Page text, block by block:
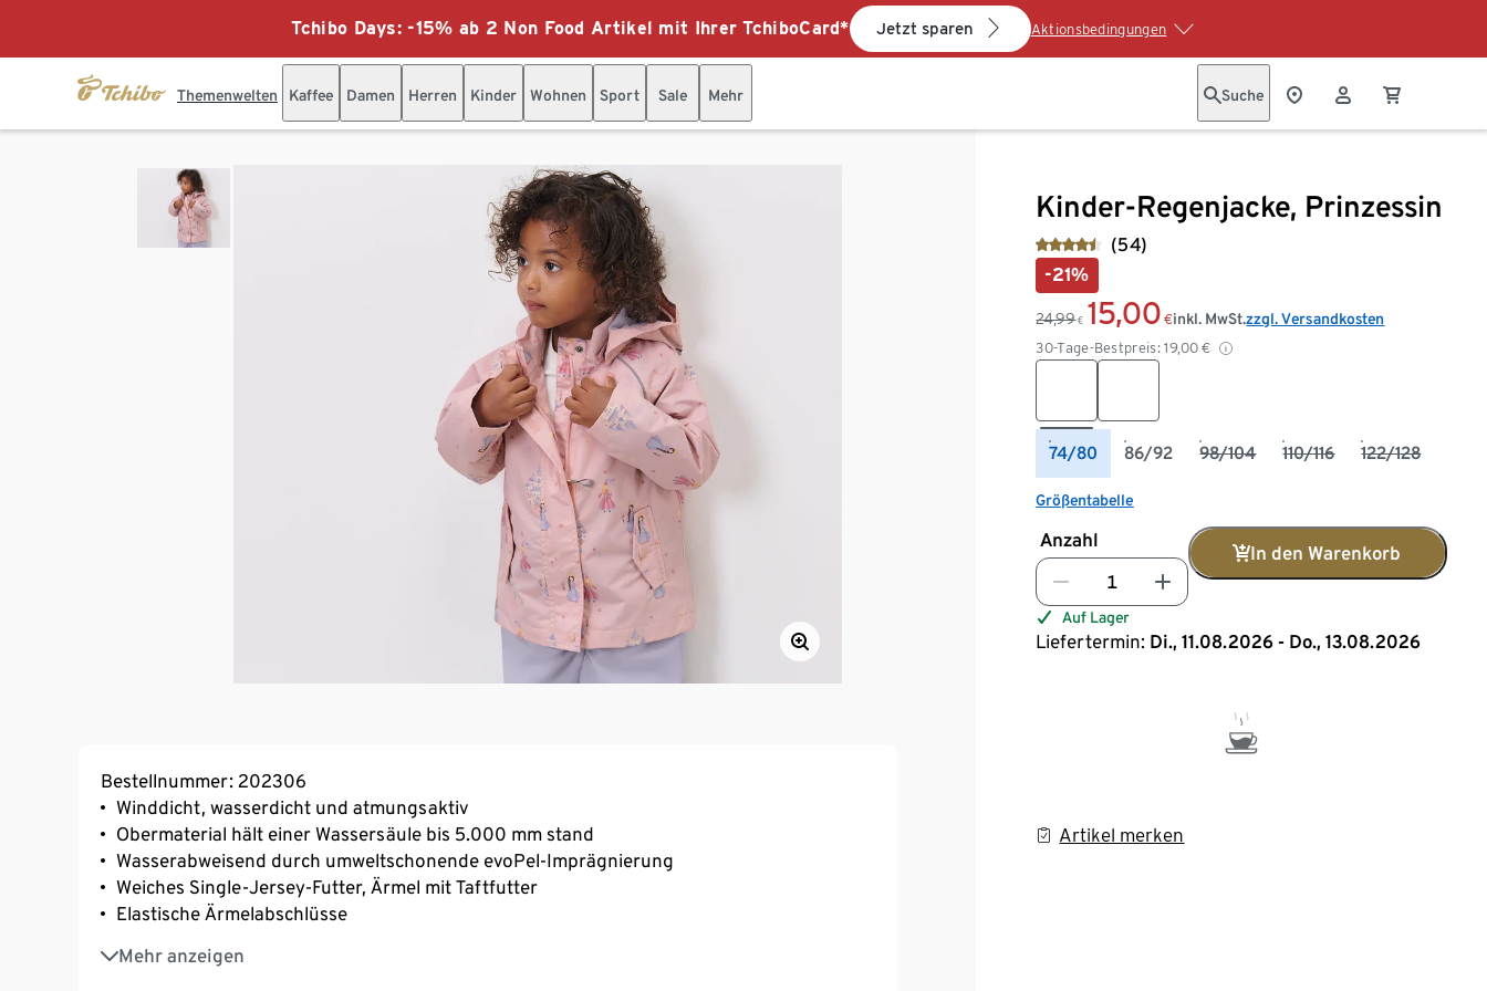
Tchibo Days: -15% ab 2 Non Food Artikel mit Ihrer TchiboCard* Jetzt sparen Aktionsbedingungen
Themenwelten Kaffee Damen Herren Kinder Wohnen Sport Sale Mehr Suche
Kinder-Regenjacke, Prinzessin
(54)
-21%
24,99 € 15,00 €
30-Tage-Bestpreis: 19,00 €
inkl. MwSt.zzgl. Versandkosten
74/80 86/92 98/104 110/116 122/128
Größentabelle
Anzahl
In den Warenkorb
Auf Lager
Liefertermin: Di., 11.08.2026 - Do., 13.08.2026
Artikel merken
Bestellnummer: 202306
Winddicht, wasserdicht und atmungsaktiv
Obermaterial hält einer Wassersäule bis 5.000 mm stand
Wasserabweisend durch umweltschonende evoPel-Imprägnierung
Weiches Single-Jersey-Futter, Ärmel mit Taftfutter
Elastische Ärmelabschlüsse
Mehr anzeigen
Versiegelte Nähte
Dekorative Reflektorelemente